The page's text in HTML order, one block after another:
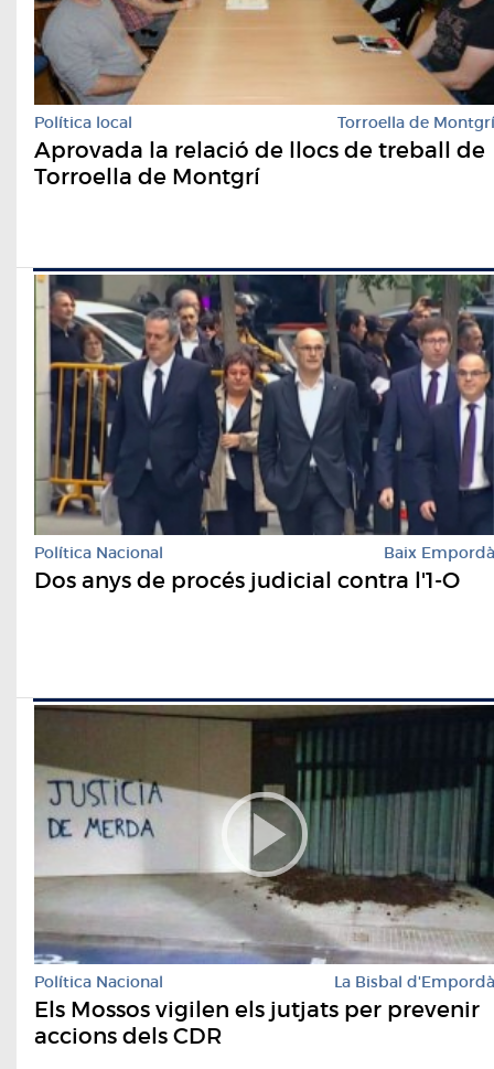
Política local Torroella de Montgrí
Aprovada la relació de llocs de treball de
Torroella de Montgrí
Política Nacional Baix Empordà
Dos anys de procés judicial contra l'1-O
Política Nacional La Bisbal d'Empordà
Els Mossos vigilen els jutjats per prevenir
accions dels CDR